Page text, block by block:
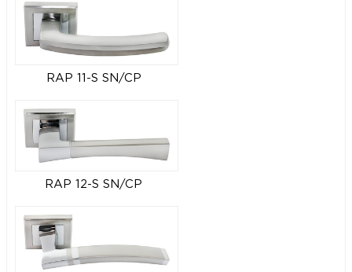
RAP 11-S SN/CP
RAP 12-S SN/CP